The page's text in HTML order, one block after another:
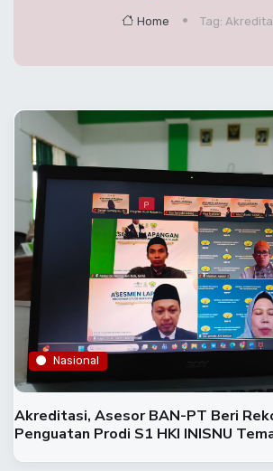
Home Tag:
Nasional
Akreditasi, Asesor BAN-PT Beri
Penguatan Prodi S1 HKI INISNU